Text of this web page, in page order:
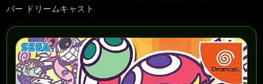
バー ドリームキャスト